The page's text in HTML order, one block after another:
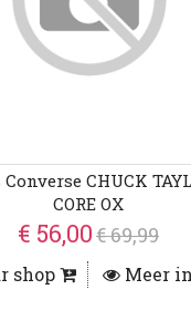
CHUCK
CORE OX
€ 56,00€ 69,99
shop Meer